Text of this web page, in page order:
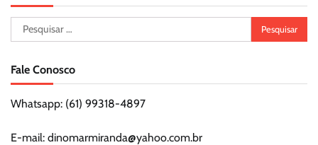
Pesquisar
por:
Fale Conosco
Whatsapp: (61) 99318-4897
E-mail: dinomarmiranda@yahoo.com.br